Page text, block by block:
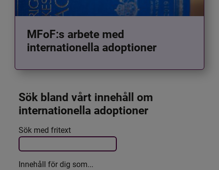
MFoF:s arbete med
internationella adoptioner
Sök bland vårt innehåll om
internationella adoptioner
Filtrera resultatet
Det här formuläret postas automatiskt
Sök med fritext
Innehåll för dig som...